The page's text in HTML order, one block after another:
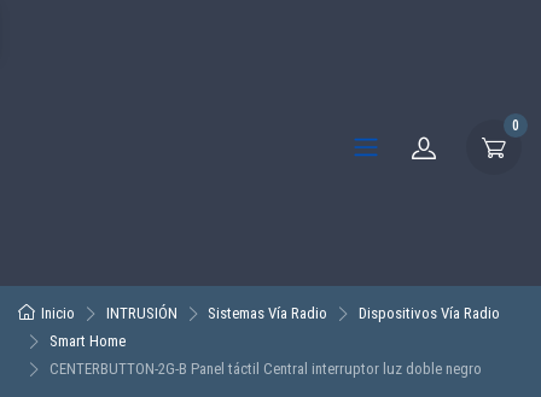
0
Inicio INTRUSIÓN Sistemas Vía Radio
Dispositivos Vía Radio
Smart Home
CENTERBUTTON-2G-B Panel táctil Central interruptor luz doble negro